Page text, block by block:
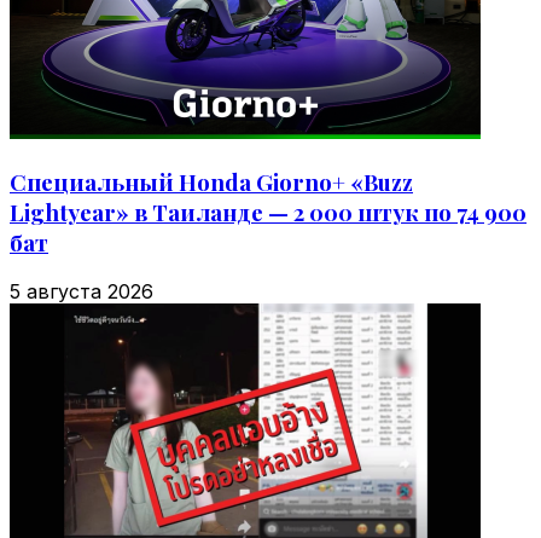
Специальный Honda Giorno+ «Buzz
Lightyear» в Таиланде — 2 000 штук по 74 900
бат
5 августа 2026